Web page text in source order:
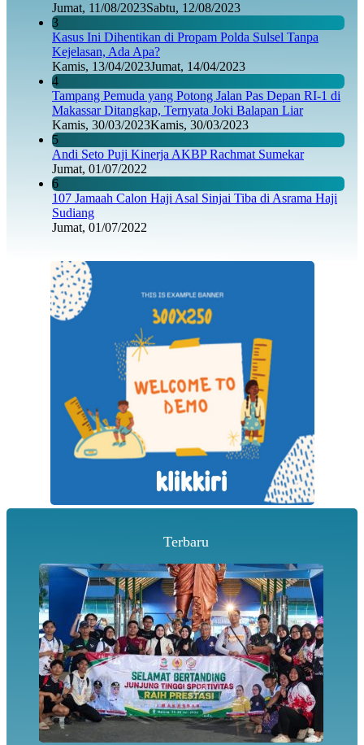
Jumat, 11/08/2023Sabtu, 12/08/2023
3
Kasus Ini Dihentikan di Propam Polda Sulsel Tanpa
Kejelasan, Ada Apa?
Kamis, 13/04/2023Jumat, 14/04/2023
4
Tampang Pemuda yang Potong Jalan Pas Depan RI-1 di
Makassar Ditangkap, Ternyata Joki Balapan Liar
Kamis, 30/03/2023Kamis, 30/03/2023
5
Andi Seto Puji Kinerja AKBP Rachmat Sumekar
Jumat, 01/07/2022
6
107 Jamaah Calon Haji Asal Sinjai Tiba di Asrama Haji
Sudiang
Jumat, 01/07/2022
Terbaru